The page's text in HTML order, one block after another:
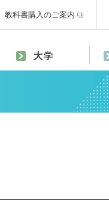
教科書購入のご案内
大学